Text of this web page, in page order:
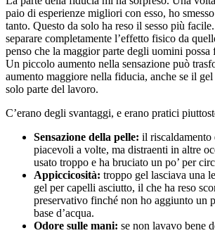
paio di esperienze migliori con esso, ho
tanto. Questo da solo ha reso il sesso più
separare completamente l’effetto fisico da
penso che la maggior parte degli uomini possa
Un piccolo aumento nella sensazione può
aumento maggiore nella fiducia, anche se il gel
solo parte del lavoro.
C’erano degli svantaggi, e erano pratici
Sensazione della pelle: il
piacevoli a volte, ma distraenti in altre
usato troppo e ha bruciato un po’ per
Appiccicosità: troppo gel lasciava una
gel per capelli asciutto, il che ha reso
preservativo finché non ho aggiunto un
base d’acqua.
Odore sulle mani: se non lavavo bene